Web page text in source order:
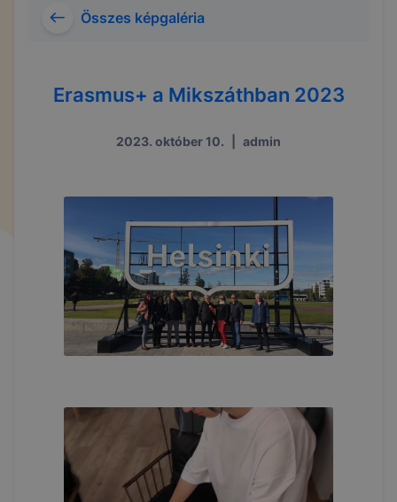
Összes képgaléria
Erasmus+ a Mikszáthban 2023
2023. október 10. admin